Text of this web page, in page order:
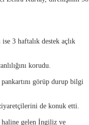
3 haftalık destek açlık
korudu.
görüp durup bilgi
de konuk etti.
haline gelen İngiliz ve